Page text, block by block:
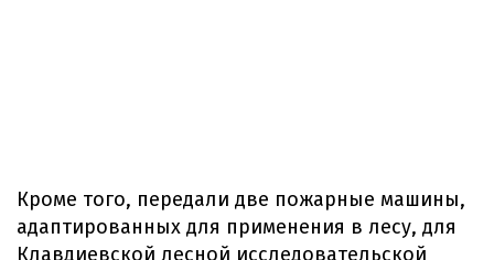
Кроме того, передали две пожарные машины,
адаптированных для применения в лесу, для
Клавдиевской лесной исследовательской